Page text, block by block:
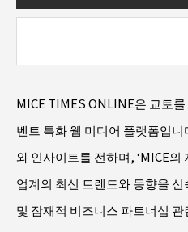
MICE TIMES ONLINE은 교토
벤트 특화 웹 미디어 플랫폼입
와 인사이트를 전하며, ‘MICE의
업계의 최신 트렌드와 동향을
및 잠재적 비즈니스 파트너십